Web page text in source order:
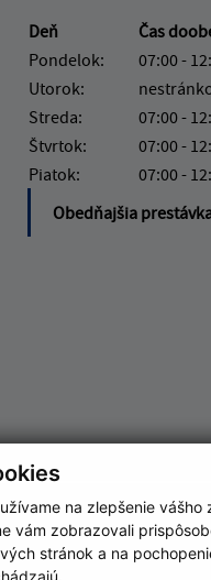
na zlepšenie vášho
vám zobrazovali
stránok a na
Deň Čas
Pondelok:
07:00 -
Utorok:
Streda:
07:00 -
Štvrtok:
07:00 -
Piatok:
07:00 -
Obedňajšia